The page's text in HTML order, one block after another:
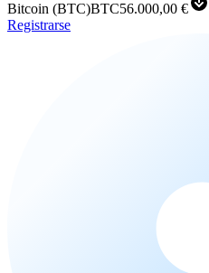
Bitcoin (BTC)BTC56.000,00 €
Registrarse